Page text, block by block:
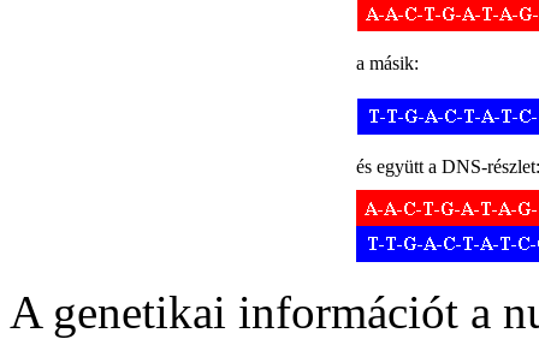
a másik:
és együtt a DNS-részlet:
A genetikai információt a